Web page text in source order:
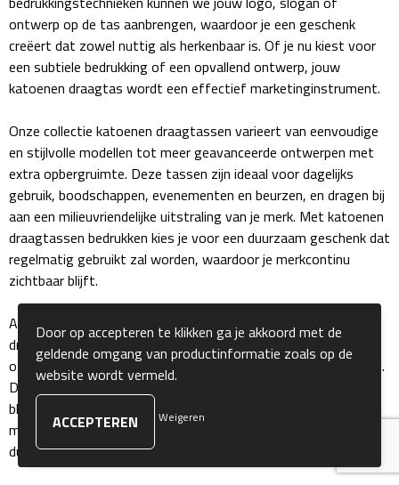
Ondergoed & Sokken
Ondergoed
Sokken
Caps, Hoeden & Mutsen
Bandanas
Caps
Hoeden
Mutsen
Oorwarmers
Zonnekleppen
ontwerp op de tas aanbrengen, waardoor je een geschenk
creëert dat zowel nuttig als herkenbaar is. Of je nu kiest voor
een subtiele bedrukking of een opvallend ontwerp, jouw
katoenen draagtas wordt een effectief marketinginstrument.
Onze collectie katoenen draagtassen varieert van eenvoudige
en stijlvolle modellen tot meer geavanceerde ontwerpen met
extra opbergruimte. Deze tassen zijn ideaal voor dagelijks
gebruik, boodschappen, evenementen en beurzen, en dragen bij
aan een milieuvriendelijke uitstraling van je merk. Met katoenen
draagtassen bedrukken kies je voor een duurzaam geschenk dat
regelmatig gebruikt zal worden, waardoor je merkcontinu
zichtbaar blijft.
Als je op zoek bent naar iets bijzonders, kun je je katoenen
draagtassen volledig personaliseren met een creatief ontwerp
of een pakkende boodschap die resoneert met jouw doelgroep.
Dit zorgt ervoor dat jouw geschenk echt opvalt en een
blijvende indruk achterlaat bij de ontvanger. Bovendien kun je
met de keuze voor katoen een sterke boodschap van
duurzaamheid en milieubewustzijn uitstralen.
Door op accepteren te klikken ga je akkoord met de
geldende omgang van productinformatie zoals op de
website wordt vermeld.
Weigeren